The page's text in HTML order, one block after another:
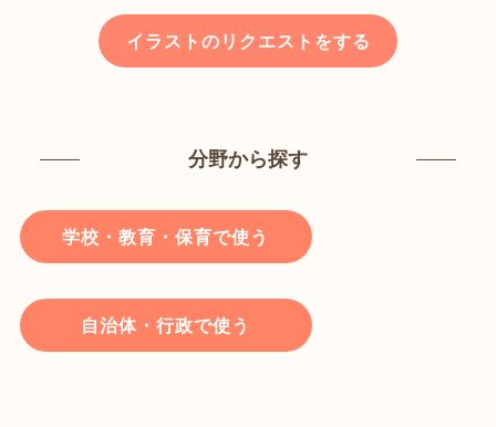
イラストのリクエストをする
分野から探す
学校・教育・保育で使う
自治体・行政で使う